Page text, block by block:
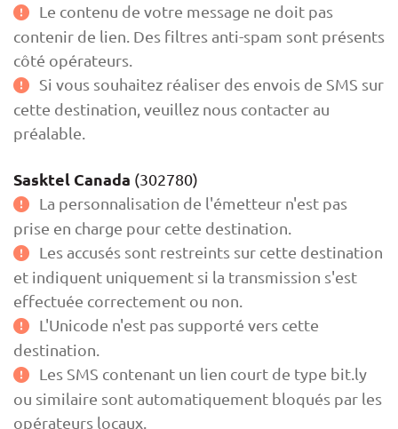
Le contenu de votre message ne doit pas
contenir de lien. Des filtres anti-spam sont présents
côté opérateurs.
Si vous souhaitez réaliser des envois de SMS sur
cette destination, veuillez nous contacter au
préalable.
Sasktel Canada (302780)
La personnalisation de l'émetteur n'est pas
prise en charge pour cette destination.
Les accusés sont restreints sur cette destination
et indiquent uniquement si la transmission s'est
effectuée correctement ou non.
L'Unicode n'est pas supporté vers cette
destination.
Les SMS contenant un lien court de type bit.ly
ou similaire sont automatiquement bloqués par les
opérateurs locaux.